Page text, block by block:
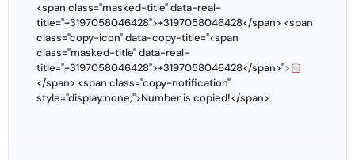
<span class="masked-title" data-real-
title="+3197058046428">+3197058046428</span> <span
class="copy-icon" data-copy-title="<span
class="masked-title" data-real-
title="+3197058046428">+3197058046428</span>">
</span> <span class="copy-notification"
style="display:none;">Number is copied!</span>